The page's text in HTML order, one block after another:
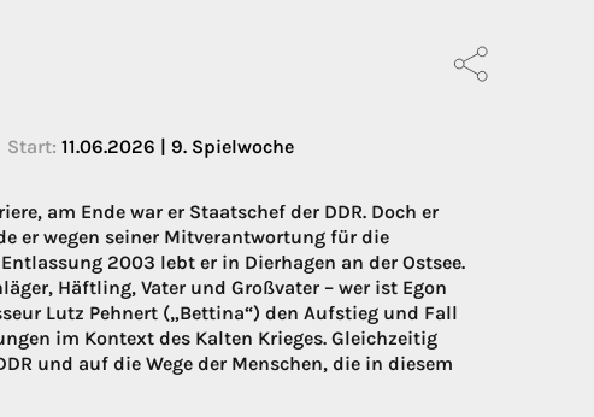
Start: 11.06.2026 | 9. Spielwoche
am Ende war er Staatschef der DDR. Doch er
er wegen seiner Mitverantwortung für die
2003 lebt er in Dierhagen an der Ostsee.
Häftling, Vater und Großvater – wer ist Egon
Lutz Pehnert („Bettina“) den Aufstieg und Fall
im Kontext des Kalten Krieges. Gleichzeitig
und auf die Wege der Menschen, die in diesem